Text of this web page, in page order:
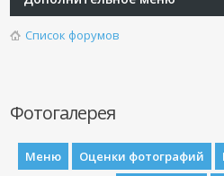
Список форумов
Фотогалерея
Меню Оценки фотографий